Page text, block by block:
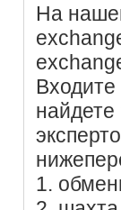
На
1.